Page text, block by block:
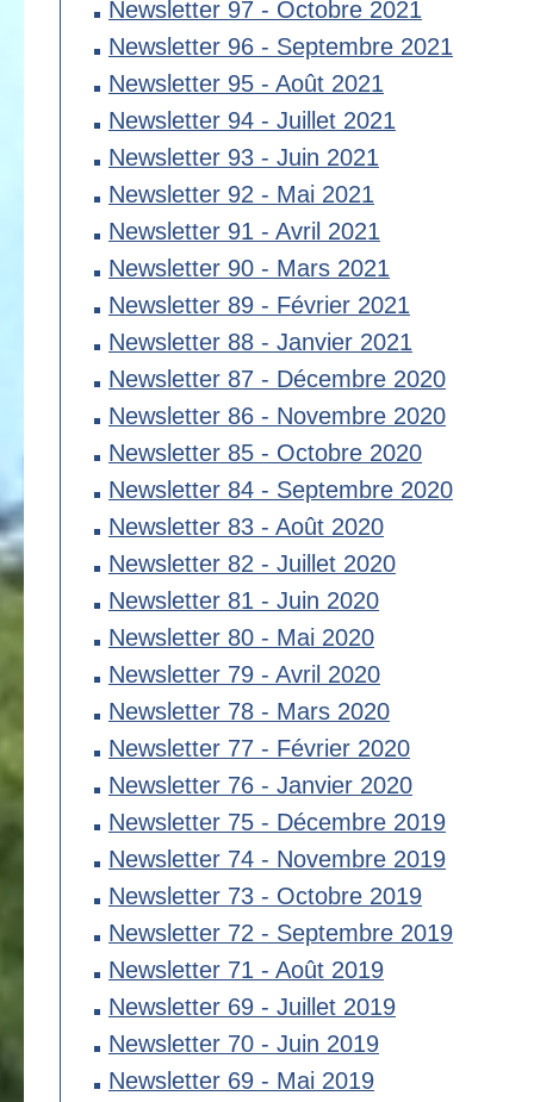
Newsletter 97 - Octobre 2021
Newsletter 96 - Septembre 2021
Newsletter 95 - Août 2021
Newsletter 94 - Juillet 2021
Newsletter 93 - Juin 2021
Newsletter 92 - Mai 2021
Newsletter 91 - Avril 2021
Newsletter 90 - Mars 2021
Newsletter 89 - Février 2021
Newsletter 88 - Janvier 2021
Newsletter 87 - Décembre 2020
Newsletter 86 - Novembre 2020
Newsletter 85 - Octobre 2020
Newsletter 84 - Septembre 2020
Newsletter 83 - Août 2020
Newsletter 82 - Juillet 2020
Newsletter 81 - Juin 2020
Newsletter 80 - Mai 2020
Newsletter 79 - Avril 2020
Newsletter 78 - Mars 2020
Newsletter 77 - Février 2020
Newsletter 76 - Janvier 2020
Newsletter 75 - Décembre 2019
Newsletter 74 - Novembre 2019
Newsletter 73 - Octobre 2019
Newsletter 72 - Septembre 2019
Newsletter 71 - Août 2019
Newsletter 69 - Juillet 2019
Newsletter 70 - Juin 2019
Newsletter 69 - Mai 2019